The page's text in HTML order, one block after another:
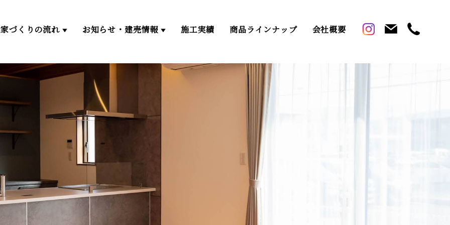
家づくりの流れ
ゼロエネルギー住宅
お知らせ・建売情報
仲介物件一覧
分譲地一覧
イベント・お知らせ一覧
施工実績 商品ラインナップ 会社概要